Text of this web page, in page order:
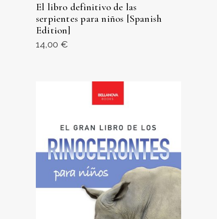
El libro definitivo de las
serpientes para niños [Spanish
Edition]
14,00 €
VER EN AMAZON